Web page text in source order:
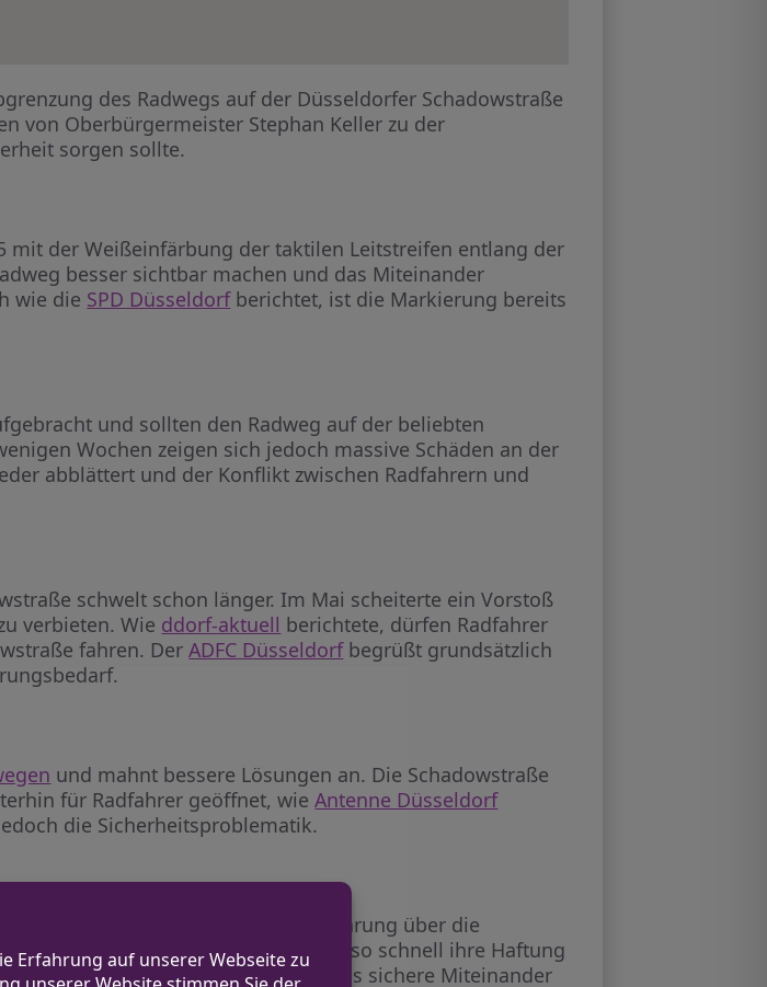
des Radwegs auf der Düsseldorfer Schadowstraße
von Oberbürgermeister Stephan Keller zu der
sorgen sollte.
mit der Weißeinfärbung der taktilen Leitstreifen entlang der
besser sichtbar machen und das Miteinander
wie die SPD Düsseldorfberichtet, ist die Markierung bereits
und sollten den Radweg auf der beliebten
Wochen zeigen sich jedoch massive Schäden an der
abblättert und der Konflikt zwischen Radfahrern und
schwelt schon länger. Im Mai scheiterte ein Vorstoß
verbieten. Wie ddorf-aktuell berichtete, dürfen Radfahrer
fahren. DerADFC Düsseldorfbegrüßt grundsätzlich
und mahnt bessere Lösungen an. Die Schadowstraße
für Radfahrer geöffnet, wieAntenne Düsseldorf
die Sicherheitsproblematik.
gestellt und fordert Aufklärung über die
warum die aufgebrachte Farbe so schnell ihre Haftung
Eine dauerhafte Lösung für das sichere Miteinander